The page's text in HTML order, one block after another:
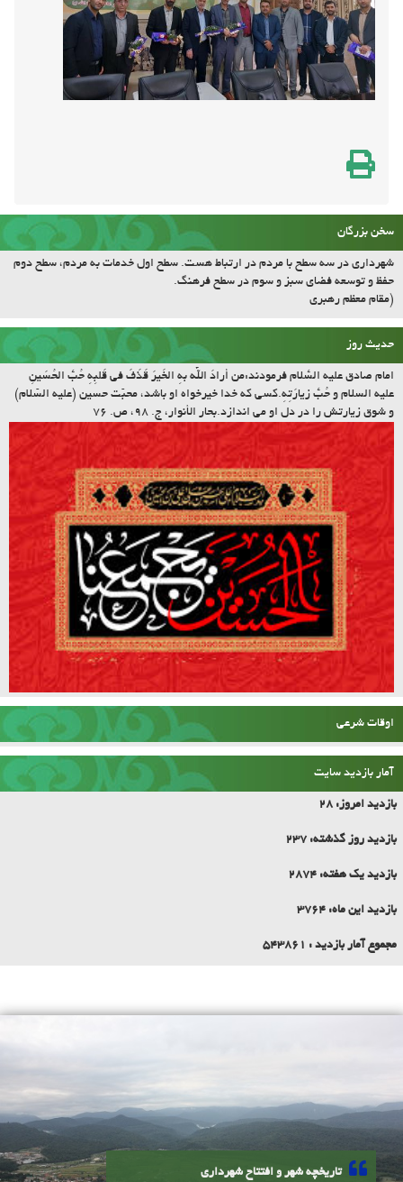
سخن بزرگان
شهرداری در سه سطح با مردم در ارتباط هست. سطح اول خدمات به مردم، سطح دوم
حفظ و توسعه فضای سبز و سوم در سطح فرهنگ.
(مقام معظم رهبری
حدیث روز
امام صادق علیه السّلام فرمودند:مَن أرادَ اللّه بِهِ الخَیرَ قَذَفَ فی قَلبِهِ حُبَّ الحُسَینِ
علیه السلام و حُبَّ زیارَتِهِ.کسى که خدا خیرخواه او باشد، محبّت حسین (علیه السّلام)
و شوق زیارتش را در دل او مى اندازد.بحار الأنوار، ج. ۹۸، ص. ۷۶
اوقات شرعی
آمار بازدید سایت
بازدید امروز: 28
بازدید روز گذشته: 237
بازدید یک هفته: 2874
بازدید این ماه: 3764
مجموع آمار بازدید : 543861
تاریخچه شهر و افتتاح شهرداری